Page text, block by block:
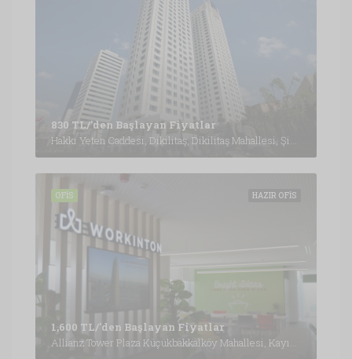
830 TL/'den Başlayan Fiyatlar
Hakkı Yeten Caddesi, Dikilitaş, Dikilitaş Mahallesi, Şişli, İstanbul, Marmara Bölgesi, 34349, Türkiye, İstanbul
HAZIR OFIS
OFIS
1,600 TL/'den Başlayan Fiyatlar
Allianz Tower Plaza Küçükbakkalköy Mahallesi, Kayışdağı Cd. No: 1 Kat: 5-6, 34752 Ataşehir/İstanbul, İstanbul